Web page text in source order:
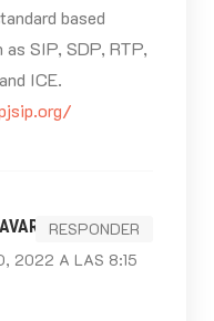
based
SIP, SDP, RTP,
ICE.
2022 A LAS 8:15
RESPONDER